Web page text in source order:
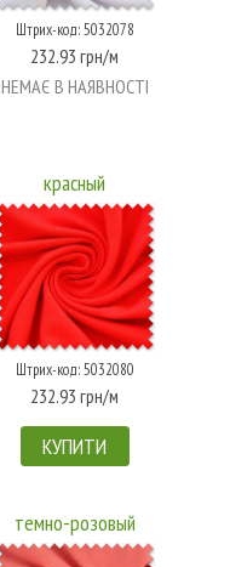
Штрих-код: 5032078
232.93 грн/м
НЕМАЄ В НАЯВНОСТІ
красный
Штрих-код: 5032080
232.93 грн/м
КУПИТИ
темно-розовый